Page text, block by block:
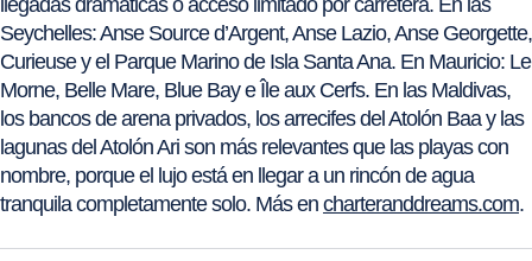
llegadas dramáticas o acceso limitado por carretera. En las
Seychelles: Anse Source d’Argent, Anse Lazio, Anse Georgette,
Curieuse y el Parque Marino de Isla Santa Ana. En Mauricio: Le
Morne, Belle Mare, Blue Bay e Île aux Cerfs. En las Maldivas,
los bancos de arena privados, los arrecifes del Atolón Baa y las
lagunas del Atolón Ari son más relevantes que las playas con
nombre, porque el lujo está en llegar a un rincón de agua
tranquila completamente solo. Más en charteranddreams.com.